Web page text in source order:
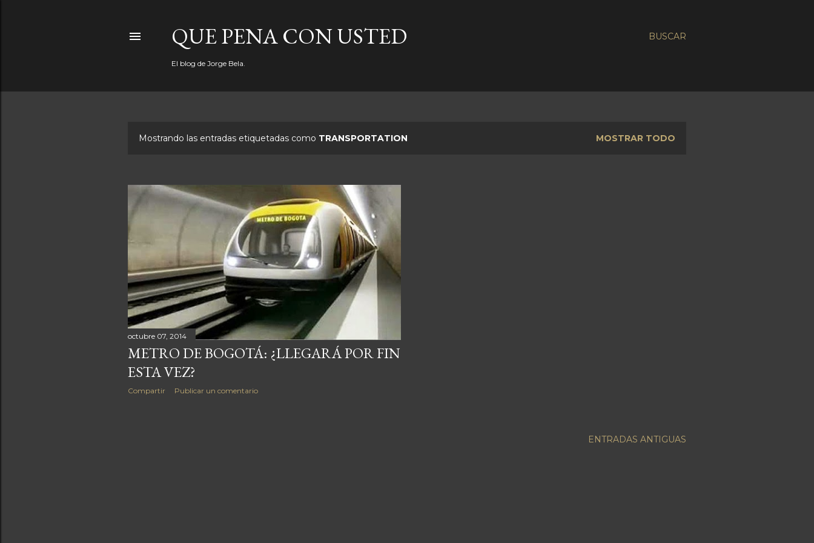
BUSCAR
QUE PENA CON USTED
El blog de Jorge Bela.
r
a
d
a
s
Mostrando las entradas etiquetadas como TRANSPORTATION MOSTRAR TODO
octubre 07, 2014
METRO DE BOGOTÁ: ¿LLEGARÁ POR FIN
ESTA VEZ?
Compartir Publicar un comentario
ENTRADAS ANTIGUAS